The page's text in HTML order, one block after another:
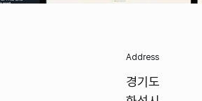
Address
경기도